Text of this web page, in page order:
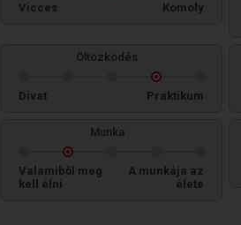
Vicces Komoly
Öltözködés
Divat Praktikum
Munka
Valamiből meg
kell élni
A munkája az
élete